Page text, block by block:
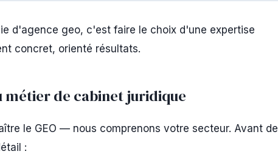
d'agence geo, c'est faire le choix d'une expertise
concret, orienté résultats.
de cabinet juridique
le GEO — nous comprenons votre secteur. Avant de
: